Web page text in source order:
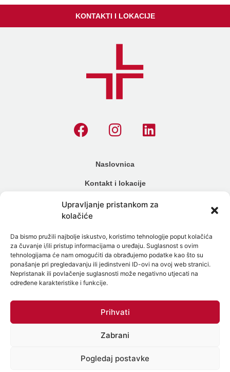
Upravljanje pristankom za
kolačiće
Da bismo pružili najbolje iskustvo, koristimo tehnologije poput kolačića
za čuvanje i/ili pristup informacijama o uređaju. Suglasnost s ovim
tehnologijama će nam omogućiti da obrađujemo podatke kao što su
ponašanje pri pregledavanju ili jedinstveni ID-ovi na ovoj web stranici.
Nepristanak ili povlačenje suglasnosti može negativno utjecati na
određene karakteristike i funkcije.
Prihvati
Zabrani
Pogledaj postavke
KONTAKTI I LOKACIJE
Naslovnica
Kontakt i lokacije
Cjenik
Načini plaćanja
Alergijski testovi
Genetski testovi
Testiranje na spolne bolesti
Mikrobiom
Politika zaštite osobnih podataka
Politika Kolačića (EU)